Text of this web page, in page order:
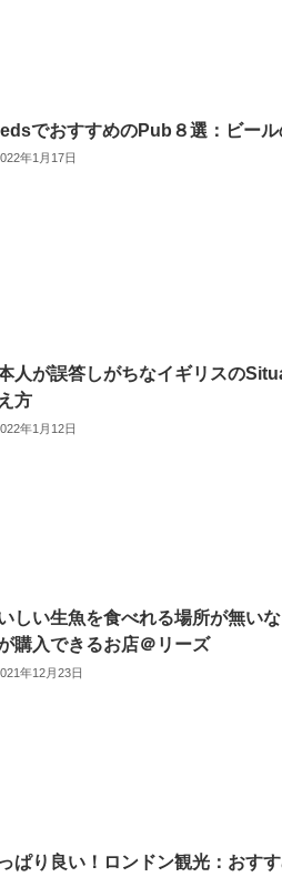
でおすすめのPub８選：ビー
年1月17日
人が誤答しがちなイギリスの
方
年1月12日
しい生魚を食べれる場所が無い
購入できるお店＠リーズ
年12月23日
ぱり良い！ロンドン観光：おす